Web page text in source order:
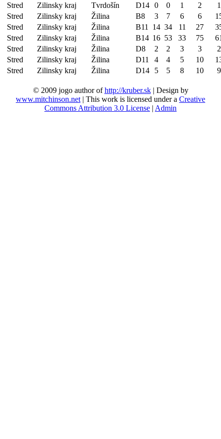
Stred
Zilinsky kraj Tvrdošín D14 0 0 1 2
1
Stred
Zilinsky kraj Žilina B8 3 7 6 6
Stred
Zilinsky kraj Žilina B11 14 34 11 27
Stred
Zilinsky kraj Žilina B14 16 53 33 75
Stred
Zilinsky kraj Žilina D8 2 2 3 3
2
Stred
Zilinsky kraj Žilina D11 4 4 5 10
Stred
Zilinsky kraj Žilina D14 5 5 8 10 9
© 2009 jogo author ofhttp://kruber.sk| Design by
www.mitchinson.net | This work is licensed under a Creative
Commons Attribution 3.0 License | Admin